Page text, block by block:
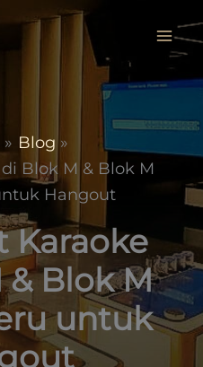
Blog
Blok M & Blok M
Hangout
Karaoke
Blok M
untuk